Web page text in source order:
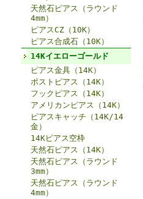
天然石ピアス（ラウンド
4mm）
ピアスCZ（10K）
ピアス合成石（10K）
14Kイエローゴールド
ピアス金具（14K）
ポストピアス（14K）
フックピアス（14K）
アメリカンピアス（14K）
ピアスキャッチ（14K/14
金）
14Kピアス空枠
天然石ピアス（14K）
天然石ピアス（ラウンド
3mm）
天然石ピアス（ラウンド
4mm）